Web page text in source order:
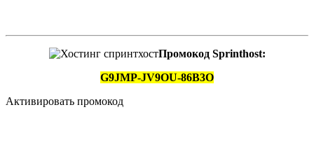
Промокод Sprinthost:
G9JMP-JV9OU-86B3O
Активировать промокод